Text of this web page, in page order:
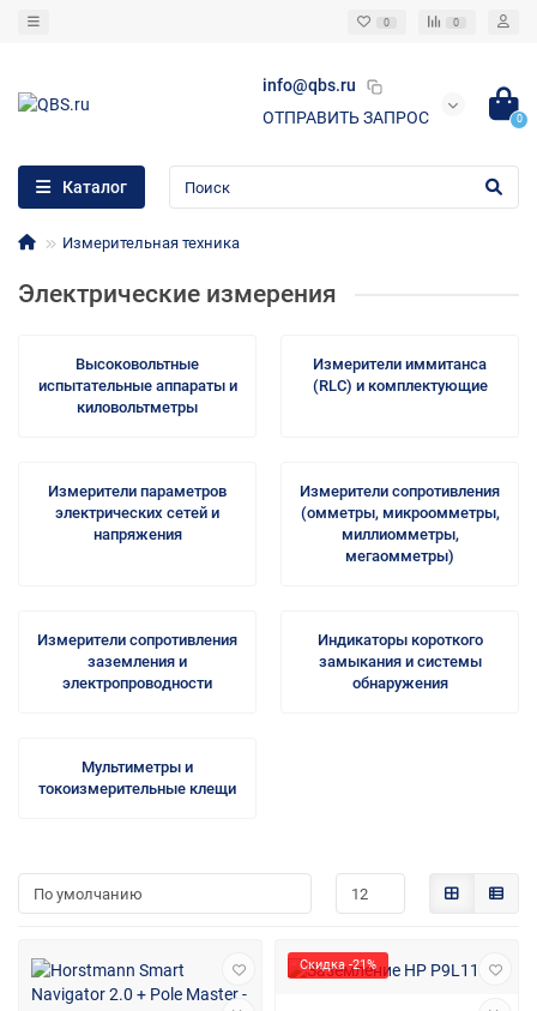
0 0
info@qbs.ru
ОТПРАВИТЬ ЗАПРОС
0
Каталог
Измерительная техника
Электрические измерения
Высоковольтные
испытательные аппараты и
киловольтметры
Измерители иммитанса
(RLC) и комплектующие
Измерители параметров
электрических сетей и
напряжения
Измерители сопротивления
(омметры, микроомметры,
миллиомметры,
мегаомметры)
Измерители сопротивления
заземления и
электропроводности
Индикаторы короткого
замыкания и системы
обнаружения
Мультиметры и
токоизмерительные клещи
Скидка -21%